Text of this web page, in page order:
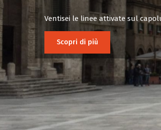
Ventisei le linee attivate sul
Scopri di più